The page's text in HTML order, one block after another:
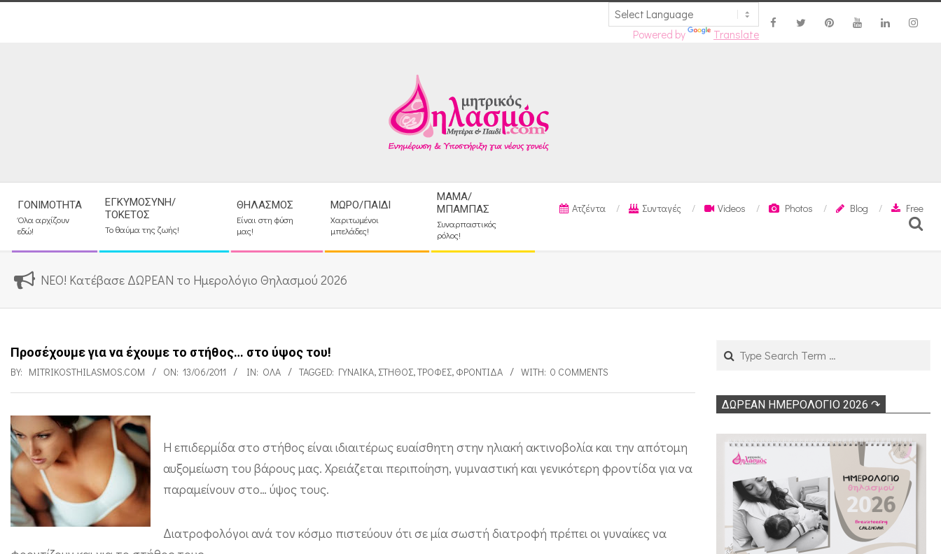
Powered by Translate
Navigation
Menu
ΓΟΝΙΜΌΤΗΤΑ
Όλα αρχίζουν
εδώ!
ΕΓΚΥΜΟΣΎΝΗ/
ΤΟΚΕΤΌΣ
Το θαύμα της ζωής!
ΘΗΛΑΣΜΌΣ
Είναι στη φύση
μας!
ΜΩΡΌ/ΠΑΙΔΊ
Χαριτωμένοι
μπελάδες!
ΜΑΜΆ/
ΜΠΑΜΠΆΣ
Συναρπαστικός
ρόλος!
Ατζέντα Συνταγές Videos Photos Blog
Free
Search
ΝΕΟ! Κατέβασε ΔΩΡΕΑΝ το Ημερολόγιο Θηλασμού 2026
Προσέχουμε για να έχουμε το στήθος… στο ύψος του!
BY: MITRIKOSTHILASMOS.COM ON: 13/06/2011 IN: ΌΛΑ TAGGED: ΓΥΝΑΊΚΑ, ΣΤΉΘΟΣ,ΤΡΟΦΈΣ, ΦΡΟΝΤΊΔΑ WITH: 0 COMMENTS
Π
ρ
ο
σ
έ
Η επιδερμίδα στο στήθος είναι ιδιαιτέρως ευαίσθητη στην ηλιακή ακτινοβολία και την απότομη
αυξομείωση του βάρους μας. Χρειάζεται περιποίηση, γυμναστική και γενικότερη φροντίδα για να
παραμείνουν στο… ύψος τους.
Διατροφολόγοι ανά τον κόσμο πιστεύουν ότι σε μία σωστή διατροφή πρέπει οι γυναίκες να
Search
ΔΩΡΕΑΝ ΗΜΕΡΟΛΟΓΙΟ 2026 ↷